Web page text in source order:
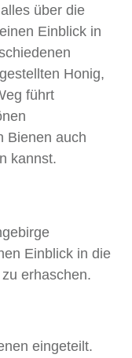
über die
Einblick in
Honig,
führt
Bienen auch
kannst.
Einblick in die
erhaschen.
eingeteilt.